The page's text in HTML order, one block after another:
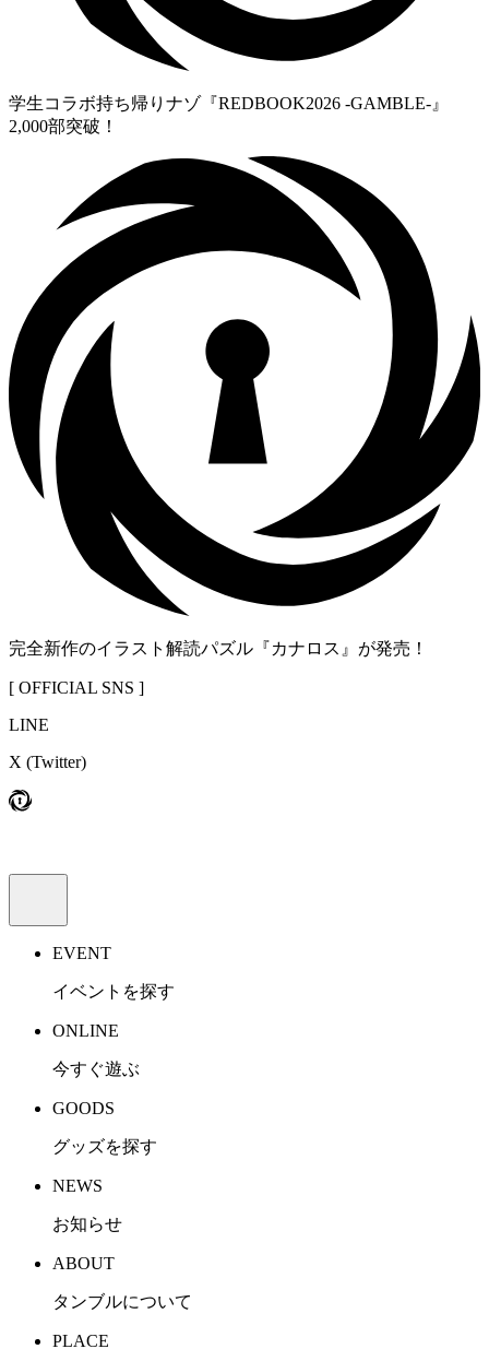
学生コラボ持ち帰りナゾ『REDBOOK2026 -GAMBLE-』
2,000部突破！
完全新作のイラスト解読パズル『カナロス』が発売！
[ OFFICIAL SNS ]
LINE
X (Twitter)
EVENT
イベントを探す
ONLINE
今すぐ遊ぶ
GOODS
グッズを探す
NEWS
お知らせ
ABOUT
タンブルについて
PLACE